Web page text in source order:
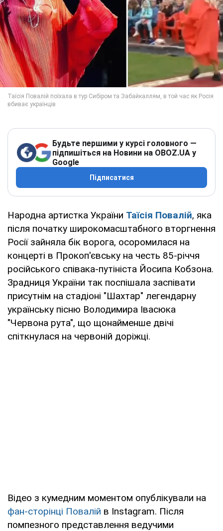
Будьте першими у курсі головного —
підпишіться на Новини на OBOZ.UA у
Google
Підписатися
Народна артистка України Таїсія Повалій, яка
після початку широкомасштабного вторгнення
Росії зайняла бік ворога, осоромилася на
концерті в Прокоп'євську на честь 85-річчя
російського співака-путініста Йосипа Кобзона.
Зрадниця України так поспішала заспівати
присутнім на стадіоні "Шахтар" легендарну
українську пісню Володимира Івасюка
"Червона рута", що щонайменше двічі
спіткнулася на червоній доріжці.
Відео з кумедним моментом опублікували на
фан-сторінці Повалій в Instagram. Після
помпезного представлення ведучими